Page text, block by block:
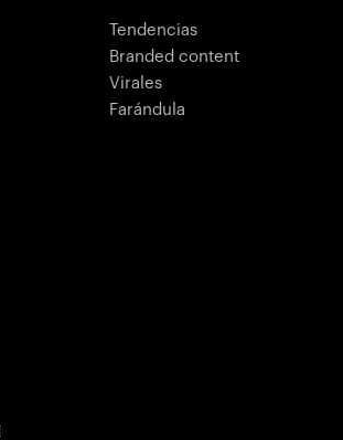
Tendencias
Branded content
Virales
Farándula